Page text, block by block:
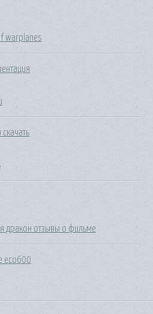
warplanes
дракон отзывы о фильме
eco600